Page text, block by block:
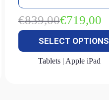
€839,00Oorspronkelijke
prijs
was:
€839,00.
€719,00
Huidige
prijs
is:
€719,00.
SELECT OPTIONS
Tablets | Apple iPad